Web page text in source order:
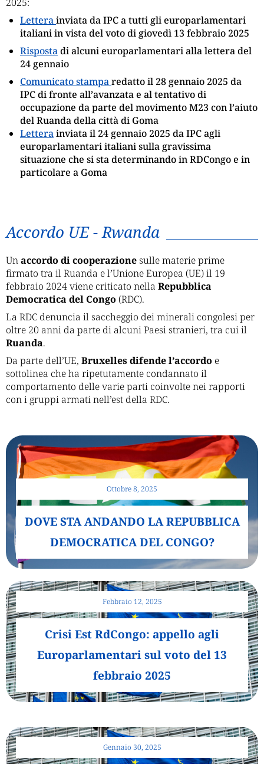
Letterainviata da IPC a tutti gli europarlamentari
italiani in vista del voto di giovedì 13 febbraio 2025
Rispostadi alcuni europarlamentari alla lettera del
24 gennaio
Comunicato stamparedatto il 28 gennaio 2025 da
IPC di fronte all’avanzata e al tentativo di
occupazione da parte del movimento M23 con l’aiuto
del Ruanda della città di Goma
Letterainviata il 24 gennaio 2025 da IPC agli
europarlamentari italiani sulla gravissima
situazione che si sta determinando in RDCongo e in
particolare a Goma
Accordo UE - Rwanda
Unaccordo di cooperazionesulle materie prime
firmato tra il Ruanda e l’Unione Europea (UE) il 19
febbraio 2024 viene criticato nella Repubblica
Democratica del Congo (RDC).
La RDC denuncia il saccheggio dei minerali congolesi per
oltre 20 anni da parte di alcuni Paesi stranieri, tra cui il
Ruanda.
Da parte dell’UE, Bruxelles difende l’accordo e
sottolinea che ha ripetutamente condannato il
comportamento delle varie parti coinvolte nei rapporti
con i gruppi armati nell’est della RDC.
Ottobre 8, 2025
DOVE STA ANDANDO LA REPUBBLICA
DEMOCRATICA DEL CONGO?
Febbraio 12, 2025
Crisi Est RdCongo: appello agli
Europarlamentari sul voto del 13
febbraio 2025
Gennaio 30, 2025